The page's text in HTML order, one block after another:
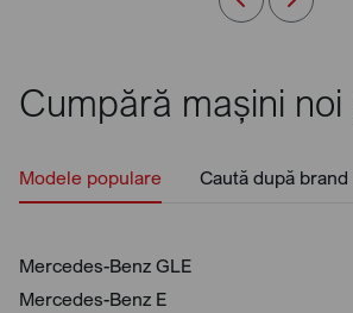
Cumpără mașini noi
Modele populare Caută după brand
Mercedes-Benz GLE
Mercedes-Benz E